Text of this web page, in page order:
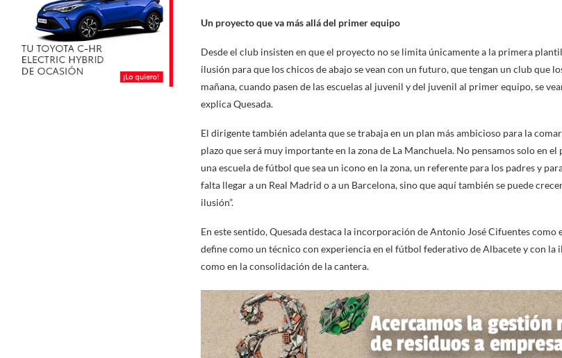
Un proyecto que va más allá del primer equipo
Desde el club insisten en que el proyecto no se limita únicamente a la primera
ilusión para que los chicos de abajo se vean con un futuro, que tengan un club que
mañana, cuando pasen de las escuelas al juvenil y del juvenil al primer equipo, se
explica Quesada.
El dirigente también adelanta que se trabaja en un plan más ambicioso para la
plazo que será muy importante en la zona de La Manchuela. No pensamos solo en
una escuela de fútbol que sea un icono en la zona, un referente para los padres y
falta llegar a un Real Madrid o a un Barcelona, sino que aquí también se puede
ilusión”.
En este sentido, Quesada destaca la incorporación de Antonio José Cifuentes
define como un técnico con experiencia en el fútbol federativo de Albacete y con
como en la consolidación de la cantera.